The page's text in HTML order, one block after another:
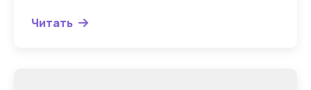
Читать